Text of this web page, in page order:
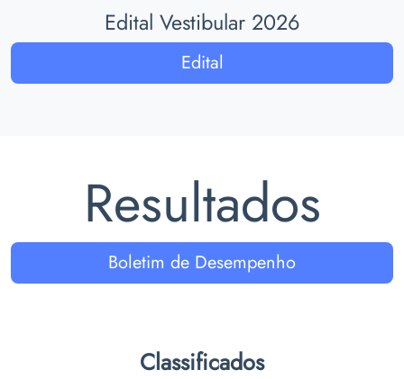
Edital Vestibular 2026
Edital
Resultados
Boletim de Desempenho
Classificados